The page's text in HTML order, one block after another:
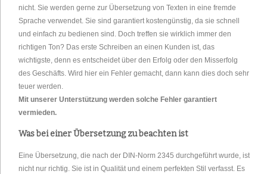
nicht. Sie werden gerne zur Übersetzung von Texten in eine fremde
Sprache verwendet. Sie sind garantiert kostengünstig, da sie schnell
und einfach zu bedienen sind. Doch treffen sie wirklich immer den
richtigen Ton? Das erste Schreiben an einen Kunden ist, das
wichtigste, denn es entscheidet über den Erfolg oder den Misserfolg
des Geschäfts. Wird hier ein Fehler gemacht, dann kann dies doch sehr
teuer werden.
Mit unserer Unterstützung werden solche Fehler garantiert
vermieden.
Was bei einer Übersetzung zu beachten ist
Eine Übersetzung, die nach der DIN-Norm 2345 durchgeführt wurde, ist
nicht nur richtig. Sie ist in Qualität und einem perfekten Stil verfasst. Es